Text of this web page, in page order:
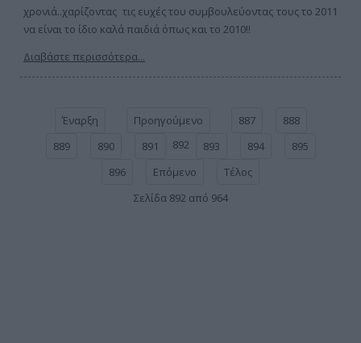
χρονιά..χαρίζοντας τις ευχές του συμβουλεύοντας τους το 2011
να είναι το ίδιο καλά παιδιά όπως και το 2010!!
Διαβάστε περισσότερα...
Έναρξη Προηγούμενο 887
888
889
890 891 892 893 894
895
896
Επόμενο
Τέλος
Σελίδα 892 από 964